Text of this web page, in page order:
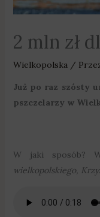
2 mln zł
Wielkopolska/
Już po raz szósty
pszczelarzy w
W jaki sposób?
wielkopolskiego,